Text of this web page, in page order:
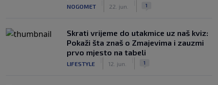
NOGOMET 22. jun. 1
Skrati vrijeme do utakmice uz naš kviz:
Pokaži šta znaš o Zmajevima i zauzmi
prvo mjesto na tabeli
LIFESTYLE 12. jun. 1